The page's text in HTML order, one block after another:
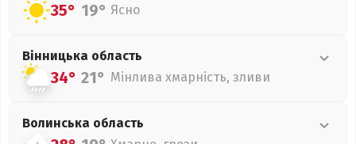
35° 19° Ясно
Вінницька область
34° 21° Мінлива хмарність, зливи
Волинська область